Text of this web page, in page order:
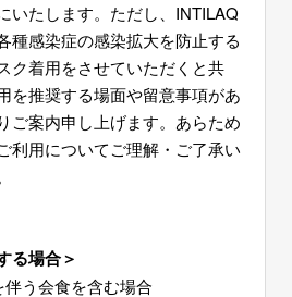
いたします。ただし、INTILAQ
種感染症の感染拡大を防止する
ク着用をさせていただくと共
を推奨する場面や留意事項があ
ご案内申し上げます。あらため
利用についてご理解・ご了承い
る場合＞
う会食を含む場合